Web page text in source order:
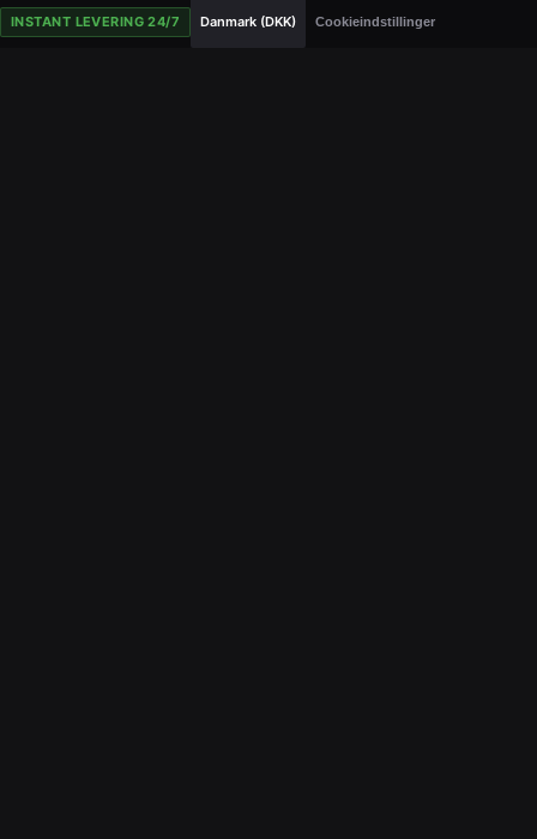
INSTANT LEVERING 24/7 Danmark (DKK) Cookieindstillinger